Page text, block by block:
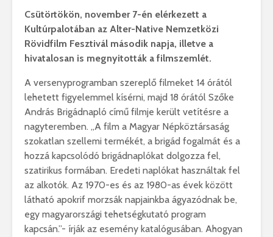
Csütörtökön, november 7-én elérkezett a
Kultúrpalotában az Alter-Native Nemzetközi
Rövidfilm Fesztivál második napja, illetve a
hivatalosan is megnyitották a filmszemlét.
A versenyprogramban szereplő filmeket 14 órától
lehetett figyelemmel kísérni, majd 18 órától Szőke
András Brigádnapló című filmje került vetítésre a
nagyteremben. „A film a Magyar Népköztársaság
szokatlan szellemi termékét, a brigád fogalmát és a
hozzá kapcsolódó brigádnaplókat dolgozza fel,
szatirikus formában. Eredeti naplókat használtak fel
az alkotók. Az 1970-es és az 1980-as évek között
látható apokrif morzsák napjainkba ágyazódnak be,
egy magyarországi tehetségkutató program
kapcsán.”- írják az esemény katalógusában. Ahogyan